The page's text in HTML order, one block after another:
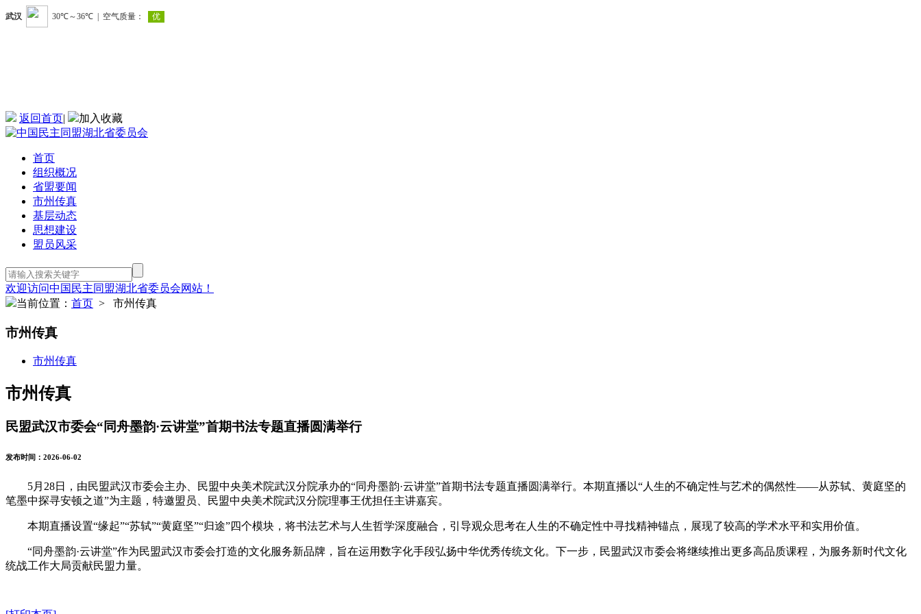
返回首页| 加入收藏
首页
组织概况
省盟要闻
市州传真
基层动态
思想建设
盟员风采
欢迎访问中国民主同盟湖北省委员会网站！
当前位置： 首页 > 市州传真
市州传真
市州传真
市州传真
民盟武汉市委会“同舟墨韵·云讲堂”首期书法专题直播圆满举行
发布时间：2026-06-02
5月28日，由民盟武汉市委会主办、民盟中央美术院武汉分院承办的“同舟墨韵·云讲堂”首期书法专题直播圆满举行。本期直播以“人生的不确定性与艺术的偶然性——从苏轼、黄庭坚的
笔墨中探寻安顿之道”为主题，特邀盟员、民盟中央美术院武汉分院理事王优担任主讲嘉宾。
本期直播设置“缘起”“苏轼”“黄庭坚”“归途”四个模块，将书法艺术与人生哲学深度融合，引导观众思考在人生的不确定性中寻找精神锚点，展现了较高的学术水平和实用价值。
“同舟墨韵·云讲堂”作为民盟武汉市委会打造的文化服务新品牌，旨在运用数字化手段弘扬中华优秀传统文化。下一步，民盟武汉市委会将继续推出更多高品质课程，为服务新时代文化
统战工作大局贡献民盟力量。